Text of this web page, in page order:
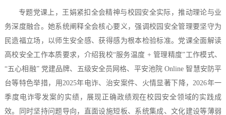
专题党课上，王娟紧扣全会精神与校园安全实际，推动理论与业
务深度融合。她系统阐释全会核心要义，强调校园安全管理要坚守为
民造福立场，以师生安全感、获得感为根本检验标准。党课全面解读
高校安全工作本质要求，介绍我校“服务温度 + 管理精度”工作模式、
“五心相融” 党建品牌、五级安全员网格、平安池院 Online 智慧安防平
台等特色举措，用2025年电诈、治安案件、火情显著下降，2026年一
季度电诈零发案的实绩，展现正确政绩观在校园安全领域的实践成
效。同时坚持问题导向，直面设施短板、系统集成、文化建设等薄弱